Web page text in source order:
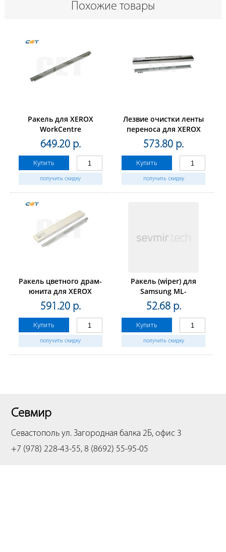
Похожие товары
Ракель для XEROX
WorkCentre
4110/4112/4127/4590/4595(CET),
CET7931
649.20 р.
Купить
получить скидку
Лезвие очистки ленты
переноса для XEROX
WorkCentre7525/7530/7535/
(CET), CET281021
573.80 р.
Купить
получить скидку
Ракель цветного драм-
юнита для XEROX
WorkCentre7655/7665/7675/7755/7765/7775
(CET), CET7968
591.20 р.
Купить
получить скидку
Ракель (wiper) для
Samsung ML-
3310/3710/Xerox WC
3315/3325
52.68 р.
Купить
получить скидку
Севмир
Севастополь ул. Загородная балка 2Б, офис 3
+7 (978) 228-43-55, 8 (8692) 55-95-05